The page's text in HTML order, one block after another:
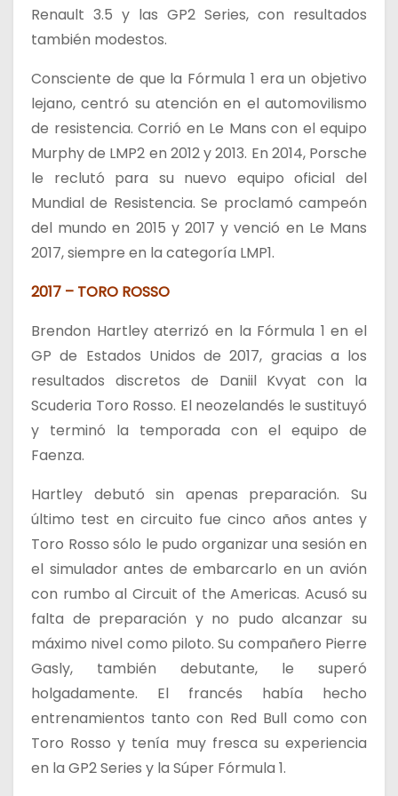
Renault 3.5 y las GP2 Series, con resultados
también modestos.
Consciente de que la Fórmula 1 era un objetivo
lejano, centró su atención en el automovilismo
de resistencia. Corrió en Le Mans con el equipo
Murphy de LMP2 en 2012 y 2013. En 2014, Porsche
le reclutó para su nuevo equipo oficial del
Mundial de Resistencia. Se proclamó campeón
del mundo en 2015 y 2017 y venció en Le Mans
2017, siempre en la categoría LMP1.
2017 – TORO ROSSO
Brendon Hartley aterrizó en la Fórmula 1 en el
GP de Estados Unidos de 2017, gracias a los
resultados discretos de Daniil Kvyat con la
Scuderia Toro Rosso. El neozelandés le sustituyó
y terminó la temporada con el equipo de
Faenza.
Hartley debutó sin apenas preparación. Su
último test en circuito fue cinco años antes y
Toro Rosso sólo le pudo organizar una sesión en
el simulador antes de embarcarlo en un avión
con rumbo al Circuit of the Americas. Acusó su
falta de preparación y no pudo alcanzar su
máximo nivel como piloto. Su compañero Pierre
Gasly, también debutante, le superó
holgadamente. El francés había hecho
entrenamientos tanto con Red Bull como con
Toro Rosso y tenía muy fresca su experiencia
en la GP2 Series y la Súper Fórmula 1.